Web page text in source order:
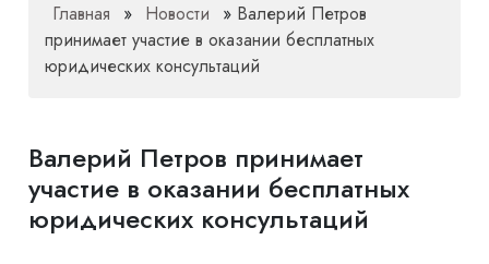
Главная » Новости » Валерий Петров
принимает участие в оказании бесплатных
юридических консультаций
Валерий Петров принимает
участие в оказании бесплатных
юридических консультаций